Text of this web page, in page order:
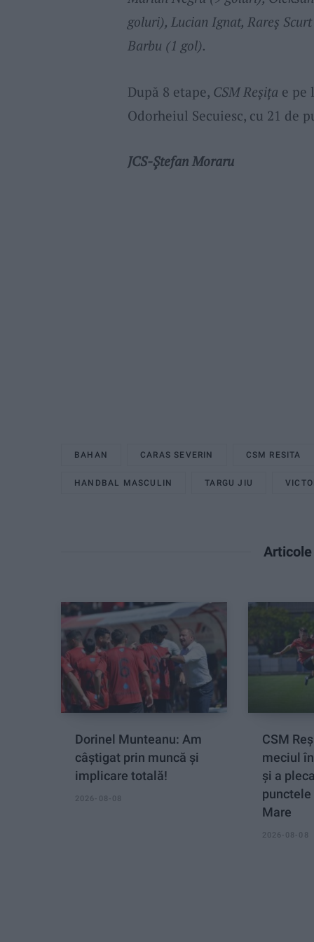
goluri), Lucian Ignat, Rareş
Barbu (1 gol).
După 8 etape, CSM Reșița e pe
Odorheiul Secuiesc, cu 21 de
JCS-Ștefan Moraru
BAHAN CARAS SEVERIN CSM RESITA
HANDBAL MASCULIN TARGU JIU
Dorinel Munteanu: Am
câștigat prin muncă și
implicare totală!
2026-08-08
CSM
meciul
și a
punctele
Mare
2026-08-08